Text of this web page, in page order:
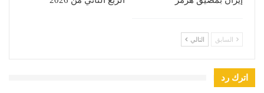
السابق التالي
اترك رد